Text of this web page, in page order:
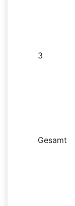
3
Gesamt